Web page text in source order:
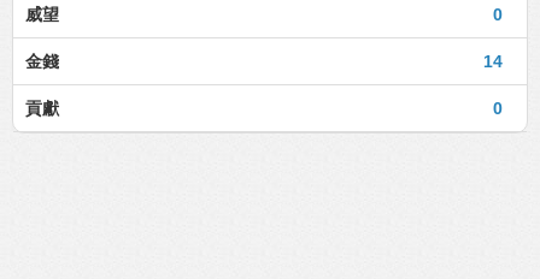
0
威望
14
金錢
0
貢獻